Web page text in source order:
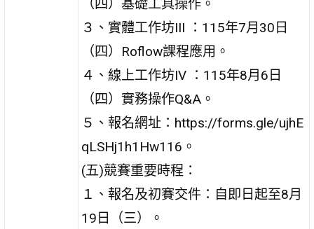
（四）基礎工具操作。
３、實體工作坊III ：115年7月30日
（四）Roflow課程應用。
４、線上工作坊IV ：115年8月6日
（四）實務操作Q&A。
５、報名網址：https://forms.gle/ujhE
qLSHj1h1Hw116。
(五)競賽重要時程：
１、報名及初賽交件：自即日起至8月
19日（三）。